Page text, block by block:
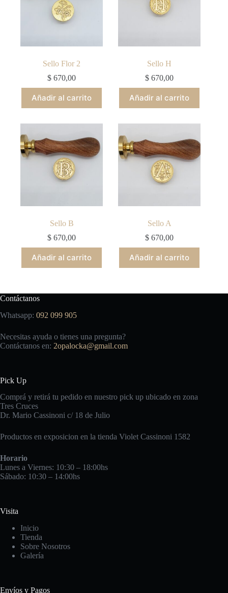
Sello Flor 2
$ 670,00
Añadir al carrito
Sello H
$ 670,00
Añadir al carrito
Sello B
$ 670,00
Añadir al carrito
Sello A
$ 670,00
Añadir al carrito
Contáctanos
Whatsapp: 092 099 905
Necesitas ayuda o tienes una pregunta?
Contáctanos en: 2opalocka@gmail.com
Pick Up
Comprá y retirá tu pedido en nuestro pick up ubicado en zona
Tres Cruces
Dr. Mario Cassinoni c/ 18 de Julio
Productos en exposicion en la tienda Violet Cassinoni 1582
Horario
Lunes a Viernes: 10:30 – 18:00hs
Sábado: 10:30 – 14:00hs
Visita
Inicio
Tienda
Sobre Nosotros
Galería
Envíos y Pagos